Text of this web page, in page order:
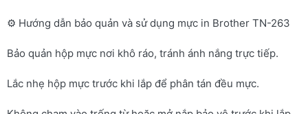
⚙️ Hướng dẫn bảo quản và sử dụng mực in Brother TN-263
Bảo quản hộp mực nơi khô ráo, tránh ánh nắng trực tiếp.
Lắc nhẹ hộp mực trước khi lắp để phân tán đều mực.